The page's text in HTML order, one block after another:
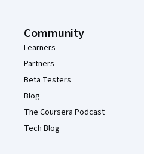
Community
Learners
Partners
Beta Testers
Blog
The Coursera Podcast
Tech Blog